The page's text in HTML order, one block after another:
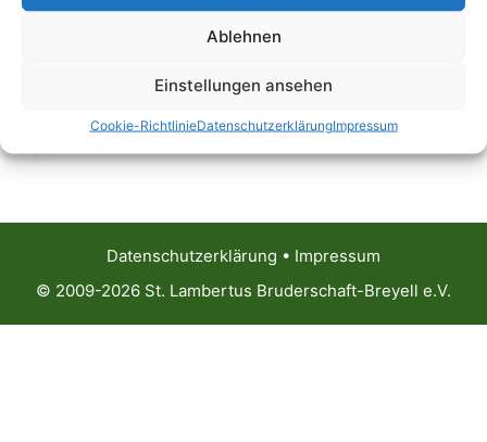
Ablehnen
Einstellungen ansehen
Cookie-RichtlinieDatenschutzerklärungImpressum
Datenschutzerklärung • Impressum
© 2009-2026 St. Lambertus Bruderschaft-Breyell e.V.